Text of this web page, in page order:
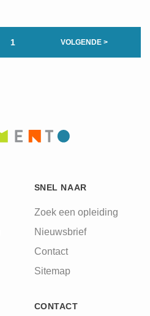
1 VOLGENDE >
SNEL NAAR
Zoek een opleiding
Nieuwsbrief
Contact
Sitemap
CONTACT